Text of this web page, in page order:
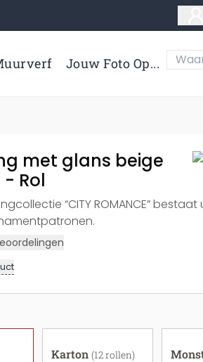
Jouw Foto Op...
met glans beige
Rol
“CITY ROMANCE” bestaat
Karton (12 rollen)